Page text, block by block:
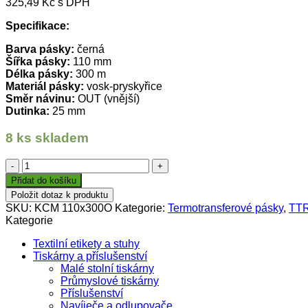
Specifikace:
Barva pásky: černá
Šířka pásky: 110 mm
Délka pásky: 300 m
Materiál pásky: vosk-pryskyřice
Směr návinu: OUT (vnější)
Dutinka: 25 mm
8 ks skladem
TTR
páska
110mm
x
300m,
KCM,
černá,
OUT,
vosk-
pryskyřice
množství
Přidat do košíku
Položit dotaz k produktu
SKU: KCM 110x300O Kategorie: Termotransferové pásky,
Kategorie
Textilní etikety a stuhy
Tiskárny a příslušenství
Malé stolní tiskárny
Průmyslové tiskárny
Příslušenství